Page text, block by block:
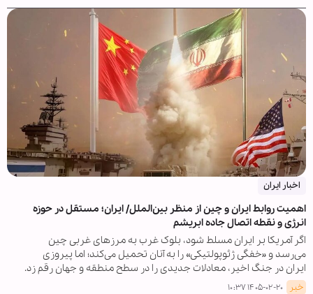
اخبار ایران
اهمیت روابط ایران و چین از منظر بین‌الملل/ ایران؛ مستقل در حوزه
انرژی و نقطه اتصال جاده ابریشم
اگر آمریکا بر ایران مسلط شود، بلوک غرب به مرزهای غربی چین
می‌رسد و «خفگی ژئوپولتیکی» را به آنان تحمیل می‌کند؛ اما پیروزی
ایران در جنگ اخیر، معادلات جدیدی را در سطح منطقه و جهان رقم زد.
خبر ۱۴۰۵-۰۲-۲۰ ۱۰:۳۷